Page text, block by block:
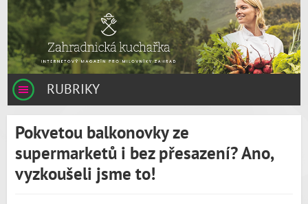
RUBRIKY
Pokvetou balkonovky ze
supermarketů i bez přesazení? Ano,
vyzkoušeli jsme to!